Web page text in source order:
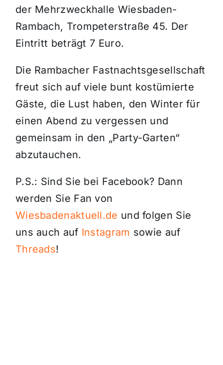
der Mehrzweckhalle Wiesbaden-
Rambach, Trompeterstraße 45. Der
Eintritt beträgt 7 Euro.
Die Rambacher Fastnachtsgesellschaft
freut sich auf viele bunt kostümierte
Gäste, die Lust haben, den Winter für
einen Abend zu vergessen und
gemeinsam in den „Party-Garten“
abzutauchen.
P.S.: Sind Sie bei Facebook? Dann
werden Sie Fan von
Wiesbadenaktuell.de und folgen Sie
uns auch auf Instagram sowie auf
Threads!